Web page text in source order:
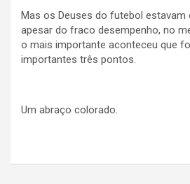
Mas os Deuses do futebol estavam
apesar do fraco desempenho, no
o mais importante aconteceu que
importantes três pontos.
Um abraço colorado.